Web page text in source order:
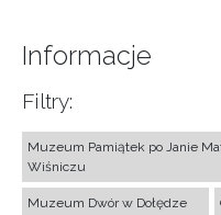
Informacje
Filtry:
Muzeum Pamiątek po Janie
Wiśniczu
Muzeum Dwór w Dołędze